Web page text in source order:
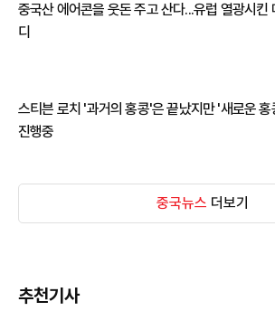
중국산 에어콘을 웃돈 주고 산다...유럽 열광시킨
디
스티븐 로치 '과거의 홍콩'은 끝났지만 '새로운 홍
진행중
중국뉴스 더보기
추천기사